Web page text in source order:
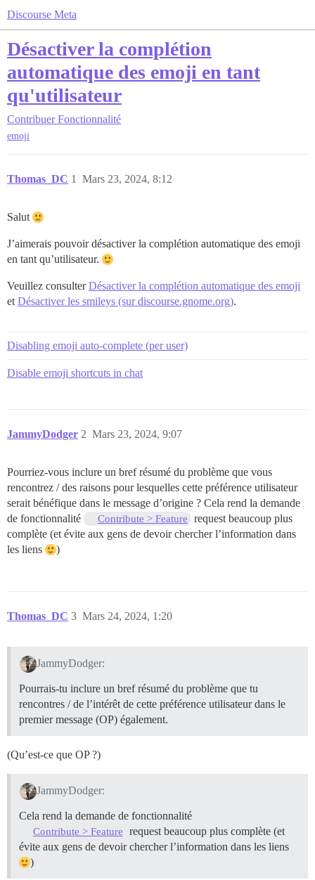
Discourse Meta
Désactiver la complétion
automatique des emoji en tant
qu'utilisateur
Contribuer Fonctionnalité
emoji
Thomas_DC Mars 23, 2024, 8:12
1
Salut
J’aimerais pouvoir désactiver la complétion automatique des emoji
en tant qu’utilisateur.
Veuillez consulterDésactiver la complétion automatique des emoji
et Désactiver les smileys (sur discourse.gnome.org).
Disabling emoji auto-complete (per user)
Disable emoji shortcuts in chat
JammyDodger Mars 23, 2024, 9:07
2
Pourriez-vous inclure un bref résumé du problème que vous
rencontrez / des raisons pour lesquelles cette préférence utilisateur
serait bénéfique dans le message d’origine ? Cela rend la demande
de fonctionnalité
Contribute > Feature
request beaucoup plus
complète (et évite aux gens de devoir chercher l’information dans
les liens
)
Thomas_DC Mars 24, 2024, 1:20
3
JammyDodger:
Pourrais-tu inclure un bref résumé du problème que tu
rencontres / de l’intérêt de cette préférence utilisateur dans le
premier message (OP) également.
(Qu’est-ce que OP ?)
JammyDodger:
Cela rend la demande de fonctionnalité
Contribute > Feature
request beaucoup plus complète (et
évite aux gens de devoir chercher l’information dans les liens
)